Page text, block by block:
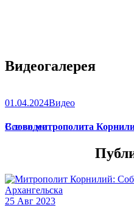
Видеогалерея
01.04.2024Видео
Слово митрополита
Все видео
25 Авг 2023